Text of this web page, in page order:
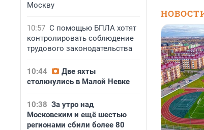
Москву
10:57 С помощью БПЛА хотят
контролировать соблюдение
трудового законодательства
10:44
Две яхты
столкнулись в Малой Невке
10:38 За утро над
Московским и ещё шестью
регионами сбили более 80